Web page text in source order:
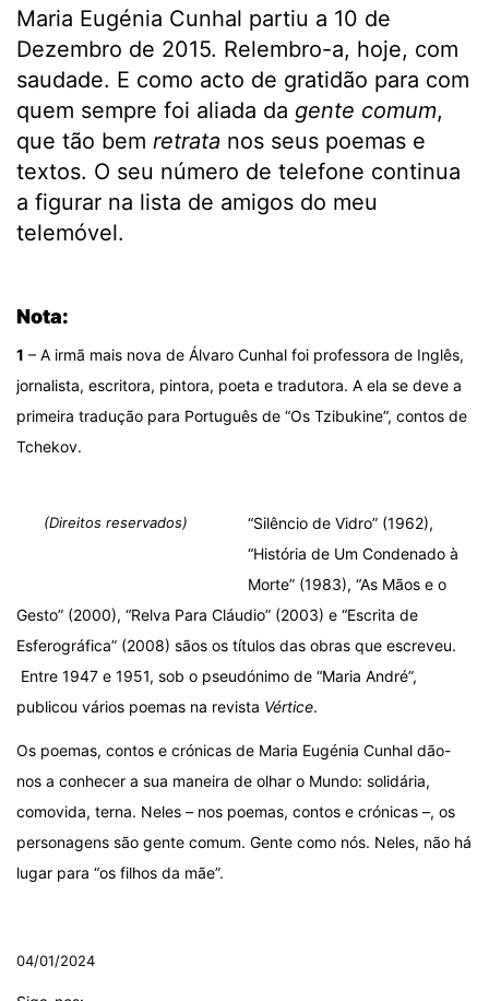
Maria Eugénia Cunhal partiu a 10 de
Dezembro de 2015. Relembro-a, hoje, com
saudade. E como acto de gratidão para com
quem sempre foi aliada da gente comum,
que tão bem retrata nos seus poemas e
textos. O seu número de telefone continua
a figurar na lista de amigos do meu
telemóvel.
Nota:
1 – A irmã mais nova de Álvaro Cunhal foi professora de Inglês,
jornalista, escritora, pintora, poeta e tradutora. A ela se deve a
primeira tradução para Português de “Os Tzibukine”, contos de
Tchekov.
(Direitos reservados)
“Silêncio de Vidro” (1962),
“História de Um Condenado à
Morte” (1983), “As Mãos e o
Gesto” (2000), “Relva Para Cláudio” (2003) e “Escrita de
Esferográfica” (2008) sãos os títulos das obras que escreveu.
Entre 1947 e 1951, sob o pseudónimo de “Maria André”,
publicou vários poemas na revista Vértice.
Os poemas, contos e crónicas de Maria Eugénia Cunhal dão-
nos a conhecer a sua maneira de olhar o Mundo: solidária,
comovida, terna. Neles – nos poemas, contos e crónicas –, os
personagens são gente comum. Gente como nós. Neles, não há
lugar para “os filhos da mãe”.
04/01/2024